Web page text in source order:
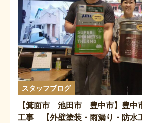
スタッフブログ
【箕面市 池田市 豊中市】豊
工事 【外壁塗装・雨漏り・防水